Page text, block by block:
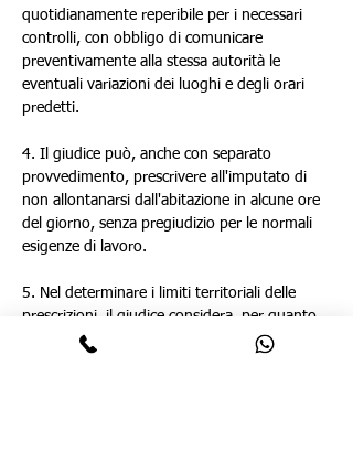
quotidianamente reperibile per i necessari
controlli, con obbligo di comunicare
preventivamente alla stessa autorità le
eventuali variazioni dei luoghi e degli orari
predetti.
4. Il giudice può, anche con separato
provvedimento, prescrivere all'imputato di
non allontanarsi dall'abitazione in alcune ore
del giorno, senza pregiudizio per le normali
esigenze di lavoro.
5. Nel determinare i limiti territoriali delle
prescrizioni, il giudice considera, per quanto
è possibile, le esigenze di alloggio, di lavoro e